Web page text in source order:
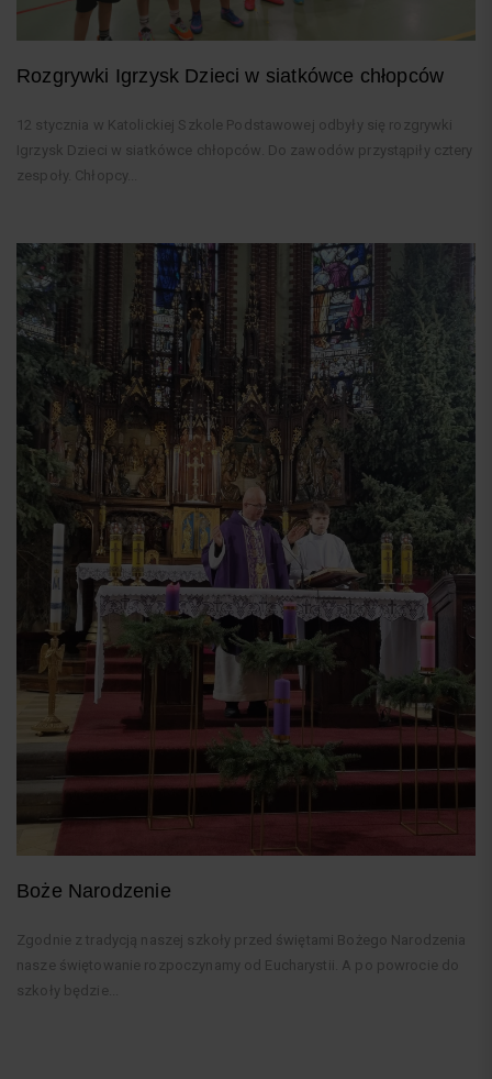
Rozgrywki Igrzysk Dzieci w siatkówce chłopców
12 stycznia w Katolickiej Szkole Podstawowej odbyły się rozgrywki
Igrzysk Dzieci w siatkówce chłopców. Do zawodów przystąpiły cztery
zespoły. Chłopcy...
Boże Narodzenie
Zgodnie z tradycją naszej szkoły przed świętami Bożego Narodzenia
nasze świętowanie rozpoczynamy od Eucharystii. A po powrocie do
szkoły będzie...